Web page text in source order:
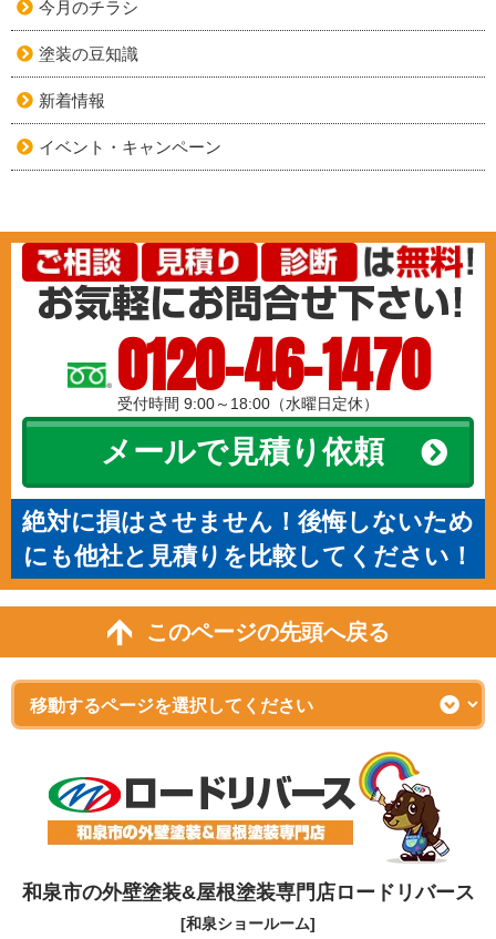
今月のチラシ
塗装の豆知識
新着情報
イベント・キャンペーン
0120-46-1470
受付時間 9:00～18:00（水曜日定休）
メールで見積り依頼
絶対に損はさせません！後悔しないため
にも他社と見積りを比較してください！
このページの先頭へ戻る
和泉市の外壁塗装&屋根塗装専門店ロードリバース
[和泉ショールーム]